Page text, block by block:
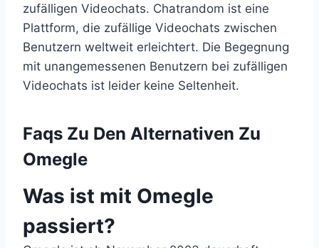
zufälligen Videochats. Chatrandom ist eine
Plattform, die zufällige Videochats zwischen
Benutzern weltweit erleichtert. Die Begegnung
mit unangemessenen Benutzern bei zufälligen
Videochats ist leider keine Seltenheit.
Faqs Zu Den Alternativen Zu
Omegle
Was ist mit Omegle
passiert?